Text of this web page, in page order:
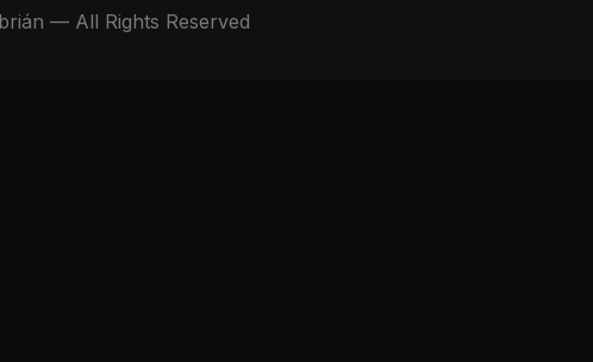
— All Rights Reserved